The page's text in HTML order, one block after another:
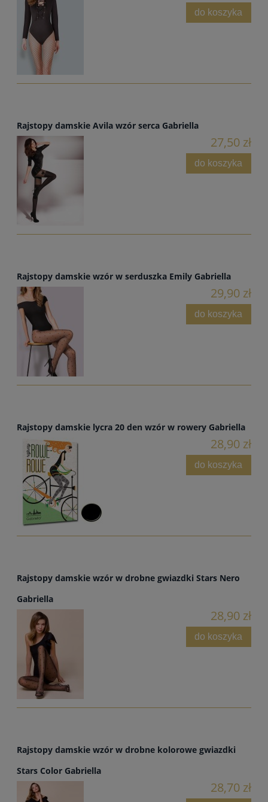
do koszyka
Rajstopy damskie Avila wzór serca Gabriella
27,50 zł
do koszyka
Rajstopy damskie wzór w serduszka Emily Gabriella
29,90 zł
do koszyka
Rajstopy damskie lycra 20 den wzór w rowery Gabriella
28,90 zł
do koszyka
Rajstopy damskie wzór w drobne gwiazdki Stars Nero
Gabriella
28,90 zł
do koszyka
Rajstopy damskie wzór w drobne kolorowe gwiazdki
Stars Color Gabriella
28,70 zł